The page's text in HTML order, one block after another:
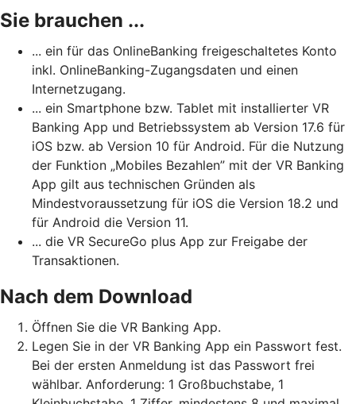
Sie brauchen ...
... ein für das OnlineBanking freigeschaltetes Konto
inkl. OnlineBanking-Zugangsdaten und einen
Internetzugang.
... ein Smartphone bzw. Tablet mit installierter VR
Banking App und Betriebssystem ab Version 17.6 für
iOS bzw. ab Version 10 für Android. Für die Nutzung
der Funktion „Mobiles Bezahlen” mit der VR Banking
App gilt aus technischen Gründen als
Mindestvoraussetzung für iOS die Version 18.2 und
für Android die Version 11.
... die VR SecureGo plus App zur Freigabe der
Transaktionen.
Nach dem Download
Öffnen Sie die VR Banking App.
Legen Sie in der VR Banking App ein Passwort fest.
Bei der ersten Anmeldung ist das Passwort frei
wählbar. Anforderung: 1 Großbuchstabe, 1